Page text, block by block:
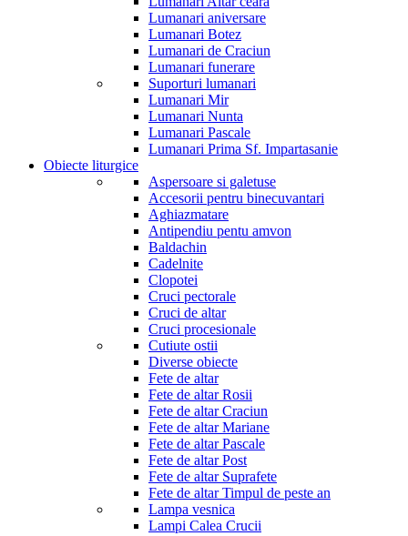
Lumanari aniversare
Lumanari Botez
Lumanari de Craciun
Lumanari funerare
Suporturi lumanari
Lumanari Mir
Lumanari Nunta
Lumanari Pascale
Lumanari Prima Sf. Impartasanie
Obiecte liturgice
Aspersoare si galetuse
Accesorii pentru binecuvantari
Aghiazmatare
Antipendiu pentu amvon
Baldachin
Cadelnite
Clopotei
Cruci pectorale
Cruci de altar
Cruci procesionale
Cutiute ostii
Diverse obiecte
Fete de altar
Fete de altar Rosii
Fete de altar Craciun
Fete de altar Mariane
Fete de altar Pascale
Fete de altar Post
Fete de altar Suprafete
Fete de altar Timpul de peste an
Lampa vesnica
Lampi Calea Crucii